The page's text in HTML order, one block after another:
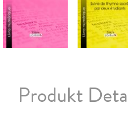
Produkt